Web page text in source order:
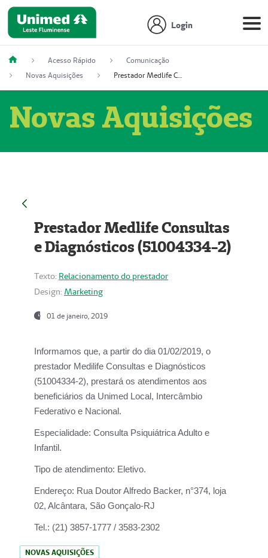
Login
Acesso Rápido
Comunicação
Novas Aquisições
Prestador Medlife Consultas e Diagnósticos (51004334-2)
Novas Aquisições
Prestador Medlife Consultas
e Diagnósticos (51004334-2)
Texto: Relacionamento do prestador
Design: Marketing
01 de janeiro, 2019
Informamos que, a partir do dia 01/02/2019, o
prestador Medilife Consultas e Diagnósticos
(51004334-2), prestará os atendimentos aos
beneficiários da Unimed Local, Intercâmbio
Federativo e Nacional.
Especialidade: Consulta Psiquiátrica Adulto e
Infantil.
Tipo de atendimento: Eletivo.
Endereço: Rua Doutor Alfredo Backer, n°374, loja
02, Alcântara, São Gonçalo-RJ
Tel.: (21) 3857-1777 / 3583-2302
NOVAS AQUISIÇÕES